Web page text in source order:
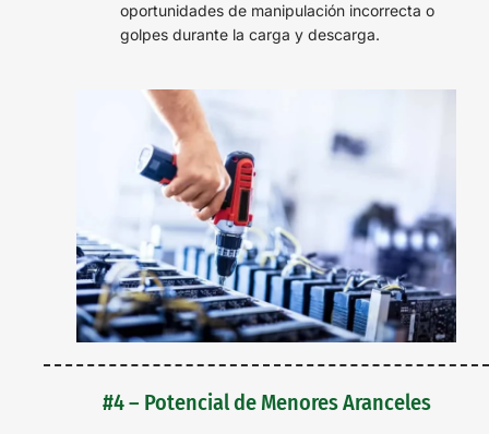
oportunidades de manipulación incorrecta o
golpes durante la carga y descarga.
#4 – Potencial de Menores Aranceles